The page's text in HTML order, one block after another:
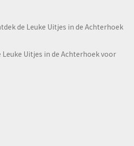
de Leuke Uitjes in de Achterhoek
Leuke Uitjes in de Achterhoek voor